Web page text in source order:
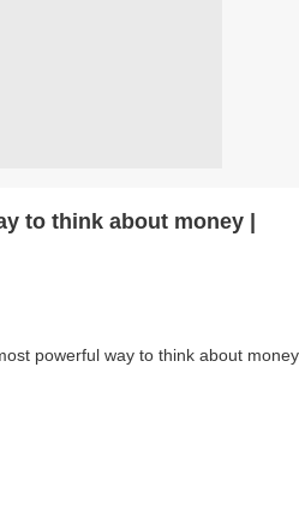
to think about money |